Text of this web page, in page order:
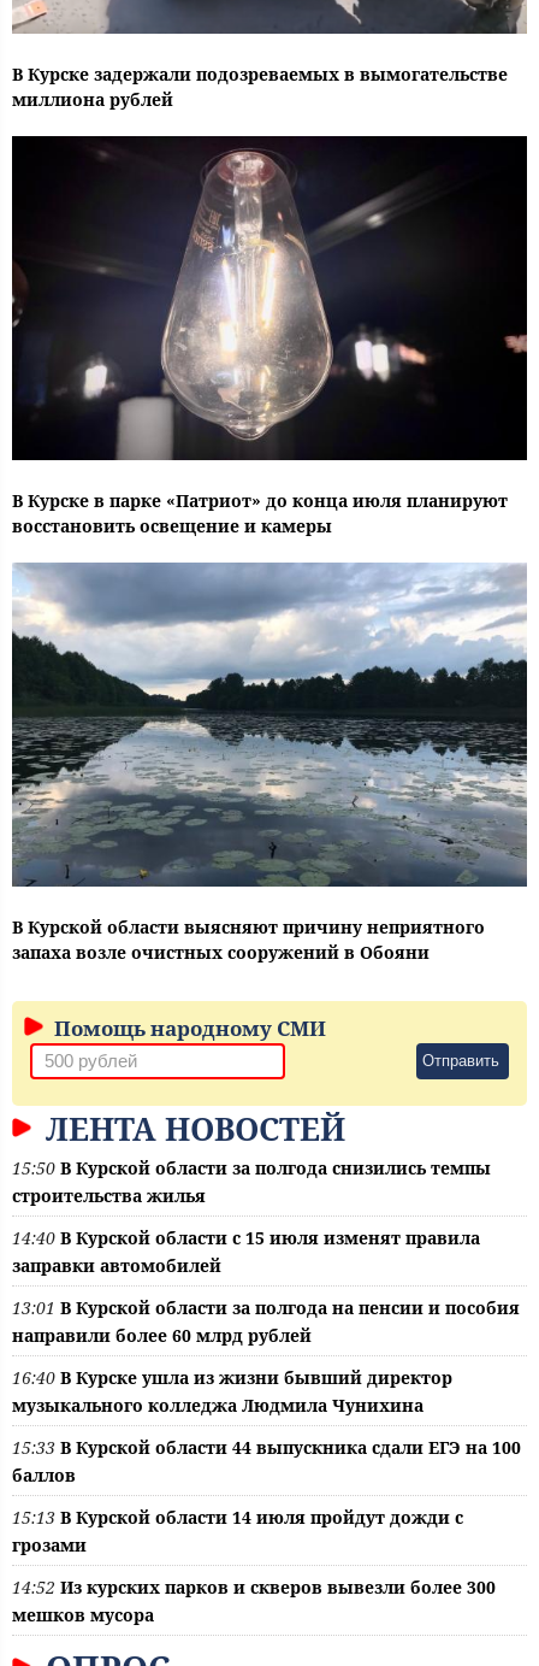
В Курске задержали подозреваемых в вымогательстве
миллиона рублей
В Курске в парке «Патриот» до конца июля планируют
восстановить освещение и камеры
В Курской области выясняют причину неприятного
запаха возле очистных сооружений в Обояни
Помощь народному СМИ
Отправить
ЛЕНТА НОВОСТЕЙ
15:50 В Курской области за полгода снизились темпы
строительства жилья
14:40 В Курской области с 15 июля изменят правила
заправки автомобилей
13:01 В Курской области за полгода на пенсии и пособия
направили более 60 млрд рублей
16:40 В Курске ушла из жизни бывший директор
музыкального колледжа Людмила Чунихина
15:33 В Курской области 44 выпускника сдали ЕГЭ на 100
баллов
15:13 В Курской области 14 июля пройдут дожди с
грозами
14:52 Из курских парков и скверов вывезли более 300
мешков мусора